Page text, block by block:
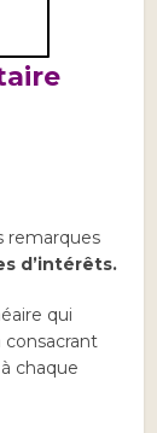
remarques
d’intérêts.
qui
chaque